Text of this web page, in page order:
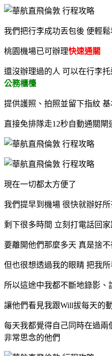
我們把行李成功丟包後 便輕
桃園機場已可辦理快速通關
還沒辦理過的人 可以在行李
公務櫃檯
提供護照、拍照並留下指紋
直接免排隊走12秒自動通關閘
現在一切都太方便了
我們提早到機場 很快就辦好
剩下很多時間 立刻打電話回
要離開他們那麼多天 真是捨不
但也很想透過我的眼睛 把我
所以這途中我都不斷地錄影、
讓他們看見我跟Will拔每天的
每天我都覺得自己同時在過兩
非常思念的他們